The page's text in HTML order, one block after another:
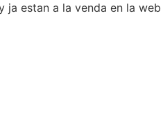
ja estan a la venda en la web